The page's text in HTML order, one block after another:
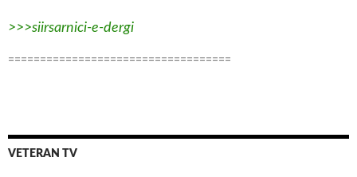
>>>siirsarnici-e-dergi
===================================
VETERAN TV